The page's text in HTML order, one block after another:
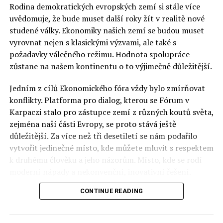
Rodina demokratických evropských zemí si stále více
uvědomuje, že bude muset další roky žít v realitě nové
studené války. Ekonomiky našich zemí se budou muset
vyrovnat nejen s klasickými výzvami, ale také s
požadavky válečného režimu. Hodnota spolupráce
zůstane na našem kontinentu o to výjimečně důležitější.
Jedním z cílů Ekonomického fóra vždy bylo zmírňovat
konflikty. Platforma pro dialog, kterou se Fórum v
Karpaczi stalo pro zástupce zemí z různých koutů světa,
zejména naší části Evropy, se proto stává ještě
důležitější. Za více než tři desetiletí se nám podařilo
vytvořit jedinečné místo, kde můžete mluvit s respektem
k druhému člověku a jeho názorům. Místo, kde se rodí
Polsko musí mít instituce, jejichž horizont činnosti je
politický tým. Pouze to vám dává šanci skutečně řešit
CONTINUE READING